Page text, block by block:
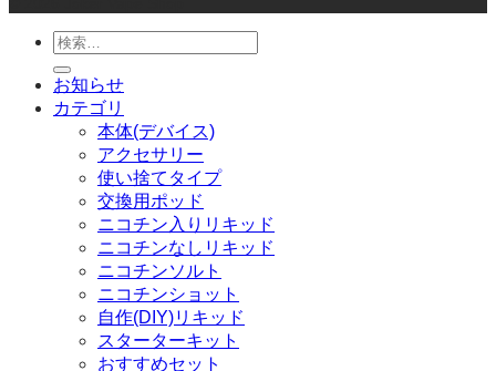
検
索
対
象:
お知らせ
カテゴリ
本体(デバイス)
アクセサリー
使い捨てタイプ
交換用ポッド
ニコチン入りリキッド
ニコチンなしリキッド
ニコチンソルト
ニコチンショット
自作(DIY)リキッド
スターターキット
おすすめセット